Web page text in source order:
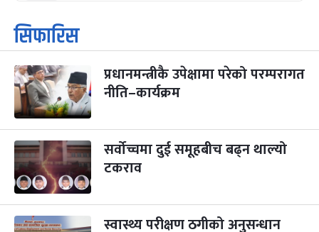
१
आइत
कार्तिक सङ्क्रान्ति
कार्तिक १, २०८३
३
मंगल
महानवमी
कार्तिक ३, २०८३-Oct 20, 2026
२ महिना बाँकी
४
बुध कार्तिक ४, २०८३ -Oct 21, 2026
५
बिहि
पापा‌ङ्कुशा एकादशी व्रत
कार्तिक ५, २०८३
२२ कुकुर तिहार ३ महिना बाँकी
सिफारिस
प्रधानमन्त्रीकै उपेक्षामा परेको परम्परागत
नीति–कार्यक्रम
सर्वोच्चमा दुई समूहबीच बढ्न थाल्यो
टकराव
स्वास्थ्य परीक्षण ठगीको अनुसन्धान